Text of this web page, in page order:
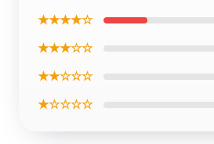
★★★★☆
★★★☆☆
★★☆☆☆
★☆☆☆☆